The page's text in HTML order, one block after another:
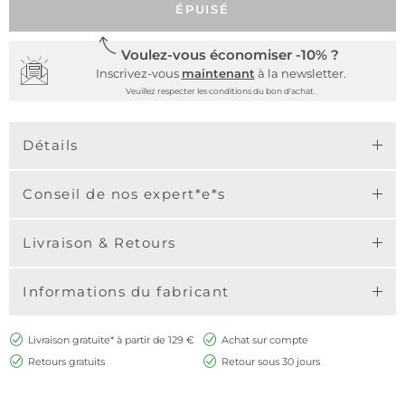
ÉPUISÉ
Voulez-vous économiser -10% ?
Inscrivez-vous maintenant à la newsletter.
Veuillez respecter les conditions du bon d'achat.
Détails
Conseil de nos expert*e*s
Livraison & Retours
Informations du fabricant
Livraison gratuite* à partir de 129 €
Achat sur compte
Retours gratuits
Retour sous 30 jours